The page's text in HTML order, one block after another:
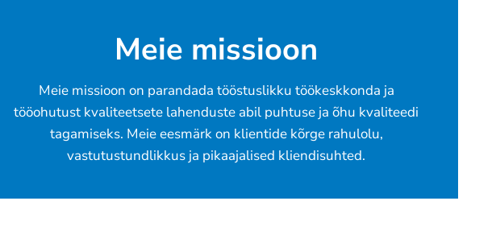
Meie missioon
Meie missioon on parandada tööstuslikku töökeskkonda ja
tööohutust kvaliteetsete lahenduste abil puhtuse ja õhu kvaliteedi
tagamiseks. Meie eesmärk on klientide kõrge rahulolu,
vastutustundlikkus ja pikaajalised kliendisuhted.